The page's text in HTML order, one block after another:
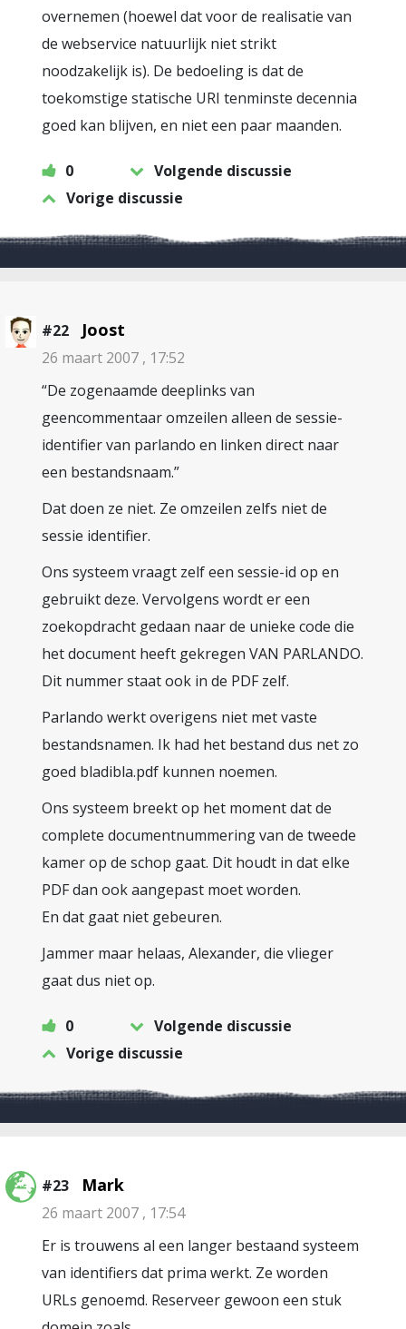
overnemen (hoewel dat voor de realisatie van
de webservice natuurlijk niet strikt
noodzakelijk is). De bedoeling is dat de
toekomstige statische URI tenminste decennia
goed kan blijven, en niet een paar maanden.
0
Volgende discussie
Vorige discussie
#22 Joost
26 maart 2007 , 17:52
“De zogenaamde deeplinks van
geencommentaar omzeilen alleen de sessie-
identifier van parlando en linken direct naar
een bestandsnaam.”
Dat doen ze niet. Ze omzeilen zelfs niet de
sessie identifier.
Ons systeem vraagt zelf een sessie-id op en
gebruikt deze. Vervolgens wordt er een
zoekopdracht gedaan naar de unieke code die
het document heeft gekregen VAN PARLANDO.
Dit nummer staat ook in de PDF zelf.
Parlando werkt overigens niet met vaste
bestandsnamen. Ik had het bestand dus net zo
goed bladibla.pdf kunnen noemen.
Ons systeem breekt op het moment dat de
complete documentnummering van de tweede
kamer op de schop gaat. Dit houdt in dat elke
PDF dan ook aangepast moet worden.
En dat gaat niet gebeuren.
Jammer maar helaas, Alexander, die vlieger
gaat dus niet op.
0
Volgende discussie
Vorige discussie
#23 Mark
26 maart 2007 , 17:54
Er is trouwens al een langer bestaand systeem
van identifiers dat prima werkt. Ze worden
URLs genoemd. Reserveer gewoon een stuk